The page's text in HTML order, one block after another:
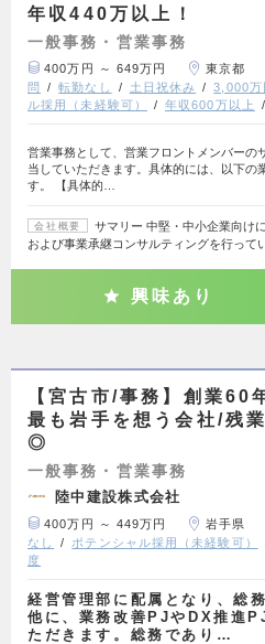
年収440万以上！
一般事務・営業事務
400万円 ～ 649万円 東京都
問
転勤なし 土日祝休み 3,000万
ル採用（未経験可）
年収600万以上
営業事務として、営業フロントメンバーの
当していただきます。具体的には、以下の
す。 【具体的…
会社概要
サマリー 中堅・中小企業向け
および事業承継コンサルティングを行って
興味あり
【宮古市/事務】創業60
最も岩手を想う会社/残
◎
一般事務・営業事務
陸中建設株式会社
400万円 ～ 449万円 岩手県
なし
ポテンシャル採用（未経験可）
度
経営管理部に配属となり、総
他に、業務改善PJやDX推進
ただきます。総務であり…